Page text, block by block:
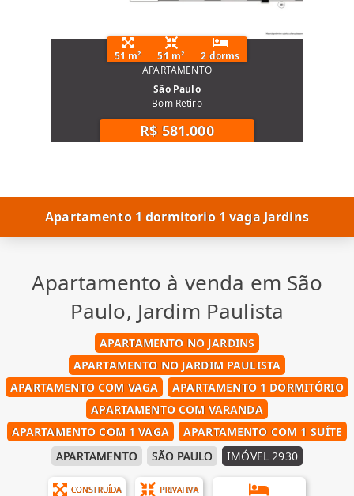
51 m² 51 m²
2 dorms
APARTAMENTO
São Paulo
Bom Retiro
R$ 581.000
Apartamento 1 dormitorio 1 vaga Jardins
Apartamento à venda em São
Paulo, Jardim Paulista
APARTAMENTO NO JARDINS
APARTAMENTO NO JARDIM PAULISTA
APARTAMENTO COM VAGA
APARTAMENTO 1 DORMITÓRIO
APARTAMENTO COM VARANDA
APARTAMENTO COM 1 VAGA
APARTAMENTO COM 1 SUÍTE
APARTAMENTO
SÃO PAULO IMÓVEL 2930
CONSTRUÍDA PRIVATIVA